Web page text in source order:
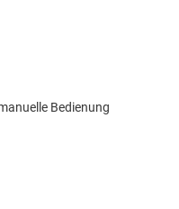
Bedienung